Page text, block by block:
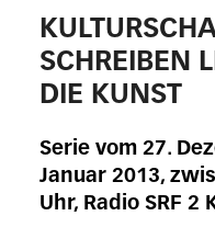
SCHREIBEN
DIE KUNST
Serie vom 27.
Januar 2013,
Uhr, Radio SRF 2